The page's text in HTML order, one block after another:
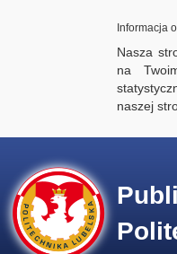
Informacja
Nasza
na
naszej